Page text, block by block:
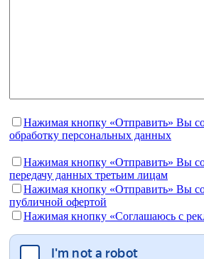
Нажимая кнопку «Отправить» Вы
обработку персональных данных
Нажимая кнопку «Отправить» Вы
передачу данных третьим лицам
Нажимая кнопку «Отправить» Вы
публичной офертой
Нажимая кнопку «Соглашаюсь с